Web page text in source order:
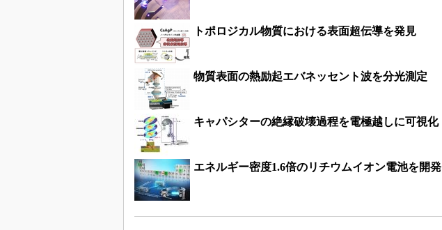
トポロジカル物質における表面超伝導を発見
物質表面の熱励起エバネッセント波を分光測定
キャパシターの絶縁破壊過程を電極越しに可視化
エネルギー密度1.6倍のリチウムイオン電池を開発